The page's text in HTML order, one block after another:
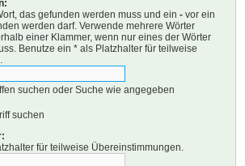
das gefunden werden muss und ein - vor ein
werden darf. Verwende mehrere Wörter
einer Klammer, wenn nur eines der Wörter
Benutze ein * als Platzhalter für teilweise
suchen oder Suche wie angegeben
suchen
für teilweise Übereinstimmungen.